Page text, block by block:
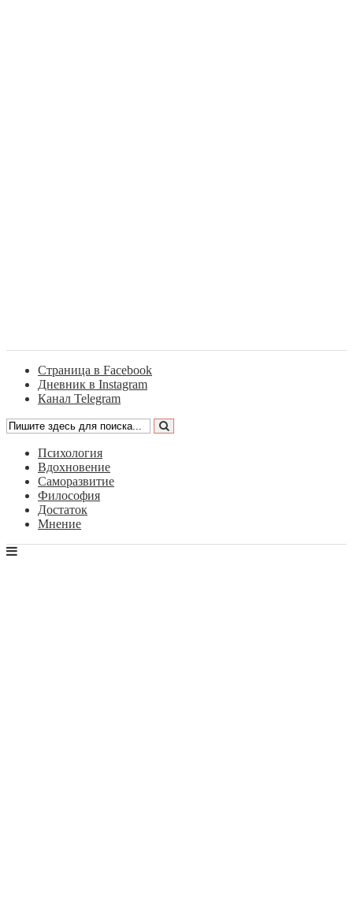
Страница в Facebook
Дневник в Instagram
Канал Telegram
Психология
Вдохновение
Саморазвитие
Философия
Достаток
Мнение